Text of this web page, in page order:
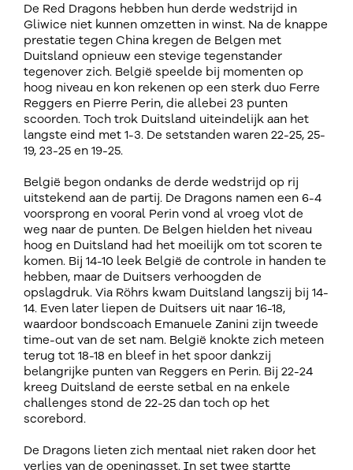
De Red Dragons hebben hun derde wedstrijd in
Gliwice niet kunnen omzetten in winst. Na de knappe
prestatie tegen China kregen de Belgen met
Duitsland opnieuw een stevige tegenstander
tegenover zich. België speelde bij momenten op
hoog niveau en kon rekenen op een sterk duo Ferre
Reggers en Pierre Perin, die allebei 23 punten
scoorden. Toch trok Duitsland uiteindelijk aan het
langste eind met 1-3. De setstanden waren 22-25, 25-
19, 23-25 en 19-25.
België begon ondanks de derde wedstrijd op rij
uitstekend aan de partij. De Dragons namen een 6-4
voorsprong en vooral Perin vond al vroeg vlot de
weg naar de punten. De Belgen hielden het niveau
hoog en Duitsland had het moeilijk om tot scoren te
komen. Bij 14-10 leek België de controle in handen te
hebben, maar de Duitsers verhoogden de
opslagdruk. Via Röhrs kwam Duitsland langszij bij 14-
14. Even later liepen de Duitsers uit naar 16-18,
waardoor bondscoach Emanuele Zanini zijn tweede
time-out van de set nam. België knokte zich meteen
terug tot 18-18 en bleef in het spoor dankzij
belangrijke punten van Reggers en Perin. Bij 22-24
kreeg Duitsland de eerste setbal en na enkele
challenges stond de 22-25 dan toch op het
scorebord.
De Dragons lieten zich mentaal niet raken door het
verlies van de openingsset. In set twee startte